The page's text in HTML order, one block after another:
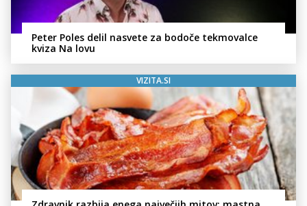
Peter Poles delil nasvete za bodoče tekmovalce
kviza Na lovu
VIZITA.SI